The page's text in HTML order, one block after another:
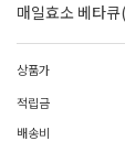
매일효소 베타
상품가
적립금
배송비